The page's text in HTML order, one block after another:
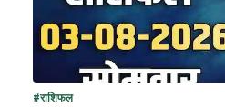
#राशिफल